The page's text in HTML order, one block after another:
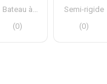
Bateau à
(0)
Semi-rigide
(0)